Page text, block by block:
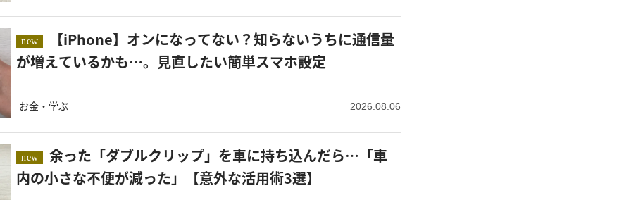
new
が増えているかも…。見直したい簡単スマホ設定
お金・学ぶ 2026.08.06
new
内の小さな不便が減った」【意外な活用術3選】